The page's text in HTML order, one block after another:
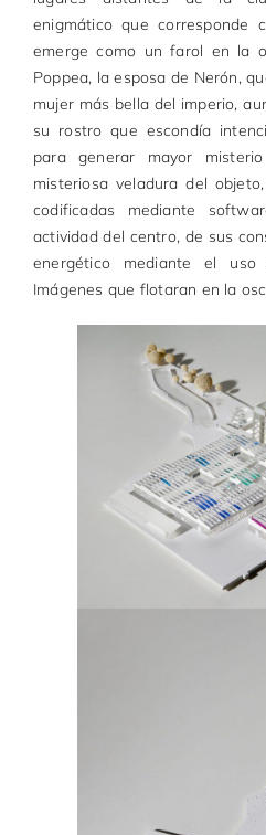
enigmático que corresponde
emerge como un farol en la
Poppea, la esposa de Nerón,
mujer más bella del imperio,
su rostro que escondía
para generar mayor
misteriosa veladura del
codificadas mediante
actividad del centro, de sus
energético mediante el uso
Imágenes que flotaran en la